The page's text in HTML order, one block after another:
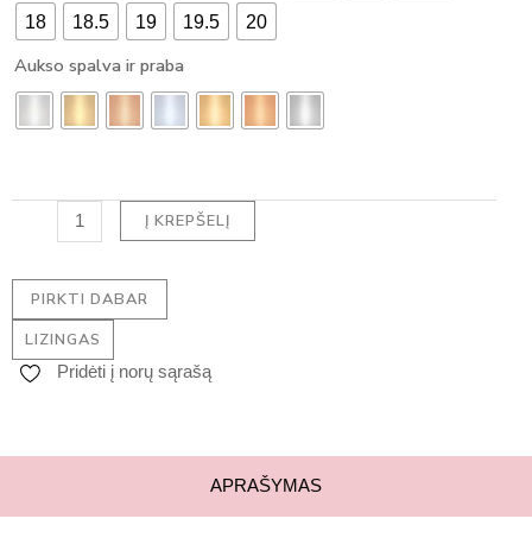
18 18.5 19 19.5 20
Aukso spalva ir praba
(1.20
ct)
Į KREPŠELĮ
PIRKTI DABAR
LIZINGAS
Pridėti į norų sąrašą
APRAŠYMAS